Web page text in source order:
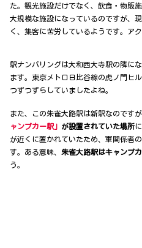
た。観光施設だけでなく、飲食・物販
大規模な施設になっているのですが、
く、集客に苦労しているようです。ア
駅ナンバリングは大和西大寺駅の隣に
ます。東京メトロ日比谷線の虎ノ門ヒ
つずつずらしていましたよね。
また、この朱雀大路駅は新駅なのですが
ャンプカー駅」 が設置されていた場所
が近くに置かれていたため、軍関係者
す。ある意味、 朱雀大路駅はキャンプ
う。